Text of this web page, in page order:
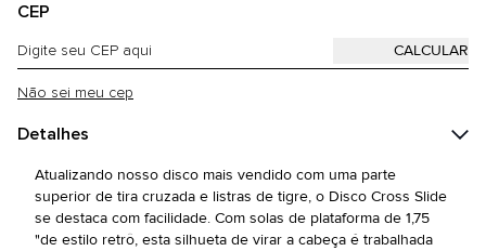
CEP
Não sei meu cep
Detalhes
Atualizando nosso disco mais vendido com uma parte
superior de tira cruzada e listras de tigre, o Disco Cross Slide
se destaca com facilidade. Com solas de plataforma de 1,75
"de estilo retrô, esta silhueta de virar a cabeça é trabalhada